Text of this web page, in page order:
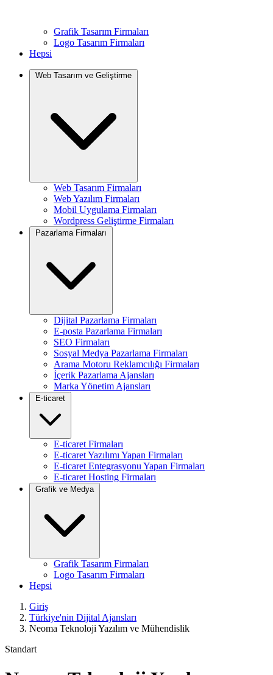
Grafik Tasarım Firmaları
Logo Tasarım Firmaları
Hepsi
Web Tasarım ve Geliştirme
Web Tasarım Firmaları
Web Yazılım Firmaları
Mobil Uygulama Firmaları
Wordpress Geliştirme Firmaları
Pazarlama Firmaları
Dijital Pazarlama Firmaları
E-posta Pazarlama Firmaları
SEO Firmaları
Sosyal Medya Pazarlama Firmaları
Arama Motoru Reklamcılığı Firmaları
İçerik Pazarlama Ajansları
Marka Yönetim Ajansları
E-ticaret
E-ticaret Firmaları
E-ticaret Yazılımı Yapan Firmaları
E-ticaret Entegrasyonu Yapan Firmaları
E-ticaret Hosting Firmaları
Grafik ve Medya
Grafik Tasarım Firmaları
Logo Tasarım Firmaları
Hepsi
Giriş
Türkiye'nin Dijital Ajansları
Neoma Teknoloji Yazılım ve Mühendislik
Standart